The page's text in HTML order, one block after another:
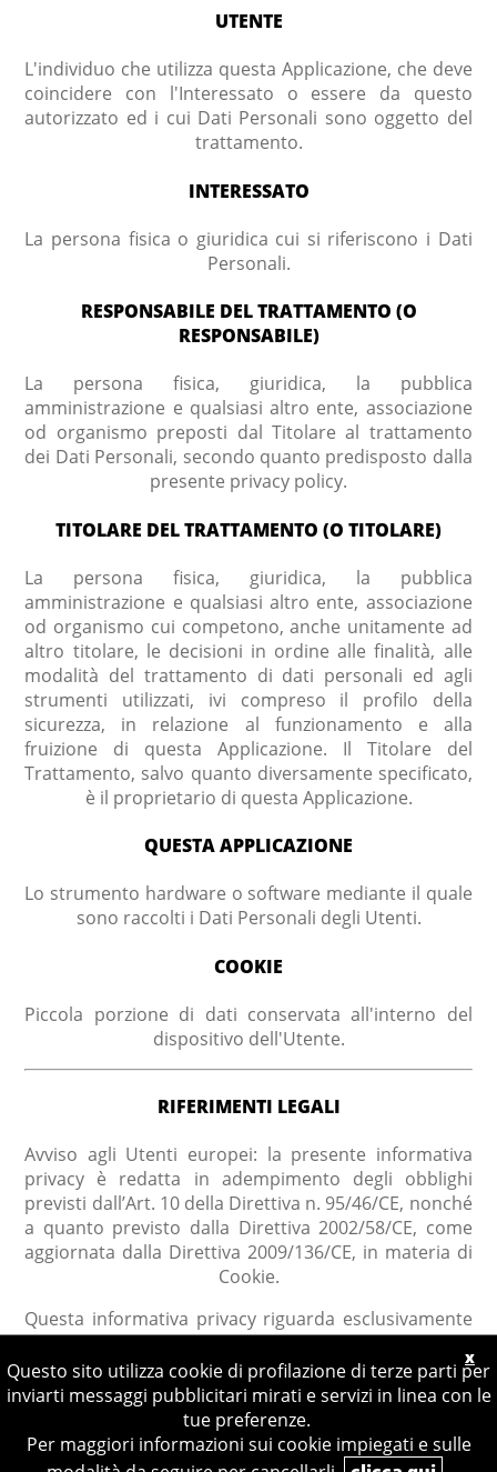
UTENTE
L'individuo che utilizza questa Applicazione, che deve
coincidere con l'Interessato o essere da questo
autorizzato ed i cui Dati Personali sono oggetto del
trattamento.
INTERESSATO
La persona fisica o giuridica cui si riferiscono i Dati
Personali.
RESPONSABILE DEL TRATTAMENTO (O
RESPONSABILE)
La persona fisica, giuridica, la pubblica
amministrazione e qualsiasi altro ente, associazione
od organismo preposti dal Titolare al trattamento
dei Dati Personali, secondo quanto predisposto dalla
presente privacy policy.
TITOLARE DEL TRATTAMENTO (O TITOLARE)
La persona fisica, giuridica, la pubblica
amministrazione e qualsiasi altro ente, associazione
od organismo cui competono, anche unitamente ad
altro titolare, le decisioni in ordine alle finalità, alle
modalità del trattamento di dati personali ed agli
strumenti utilizzati, ivi compreso il profilo della
sicurezza, in relazione al funzionamento e alla
fruizione di questa Applicazione. Il Titolare del
Trattamento, salvo quanto diversamente specificato,
è il proprietario di questa Applicazione.
QUESTA APPLICAZIONE
Lo strumento hardware o software mediante il quale
sono raccolti i Dati Personali degli Utenti.
COOKIE
Piccola porzione di dati conservata all'interno del
dispositivo dell'Utente.
RIFERIMENTI LEGALI
Avviso agli Utenti europei: la presente informativa
privacy è redatta in adempimento degli obblighi
previsti dall’Art. 10 della Direttiva n. 95/46/CE, nonché
a quanto previsto dalla Direttiva 2002/58/CE, come
aggiornata dalla Direttiva 2009/136/CE, in materia di
Cookie.
Questa informativa privacy riguarda esclusivamente
questa Applicazione.
x
Questo sito utilizza cookie di profilazione di terze parti per
inviarti messaggi pubblicitari mirati e servizi in linea con le
tue preferenze.
Per maggiori informazioni sui cookie impiegati e sulle